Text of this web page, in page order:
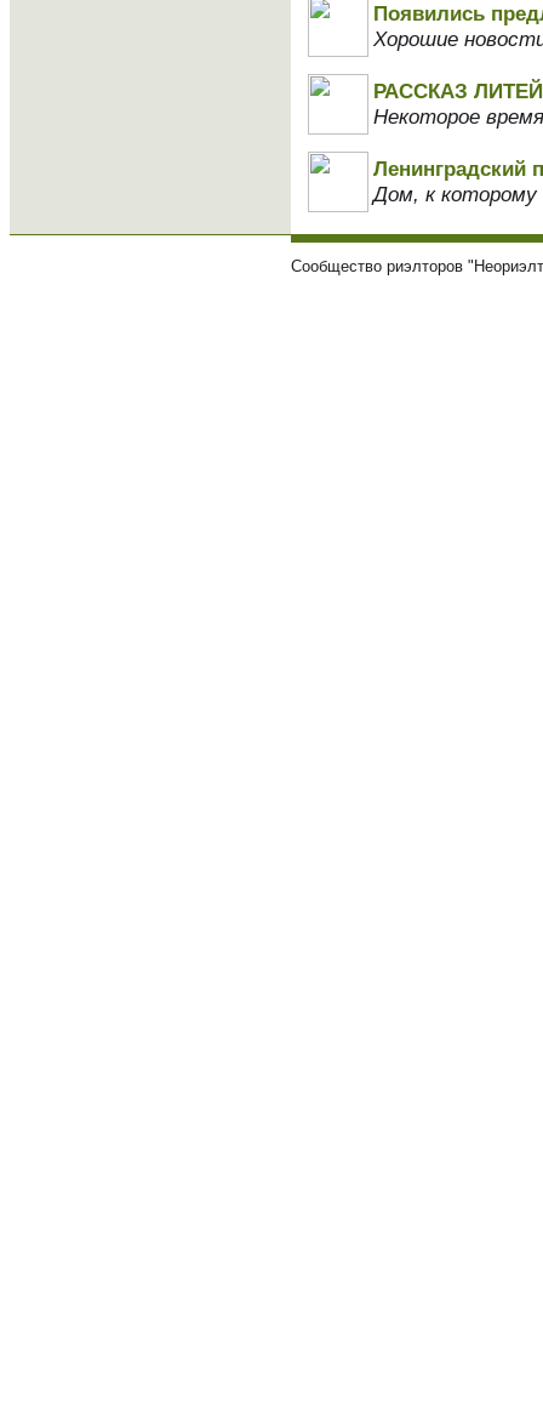
Появились
Хорошие
РАССКАЗ
Некоторое
Ленинградский
Дом, к которому
Сообщество риэлторов